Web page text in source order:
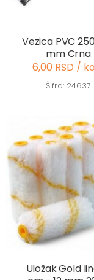
Vezica PVC
mm Crna
6,00 RSD /
Šifra: 24637
Uložak Gold